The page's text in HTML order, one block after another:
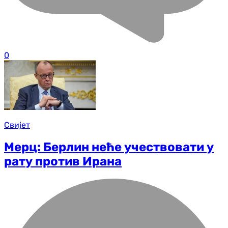
0
Свијет
Мерц: Берлин неће учествовати у
рату против Ирана